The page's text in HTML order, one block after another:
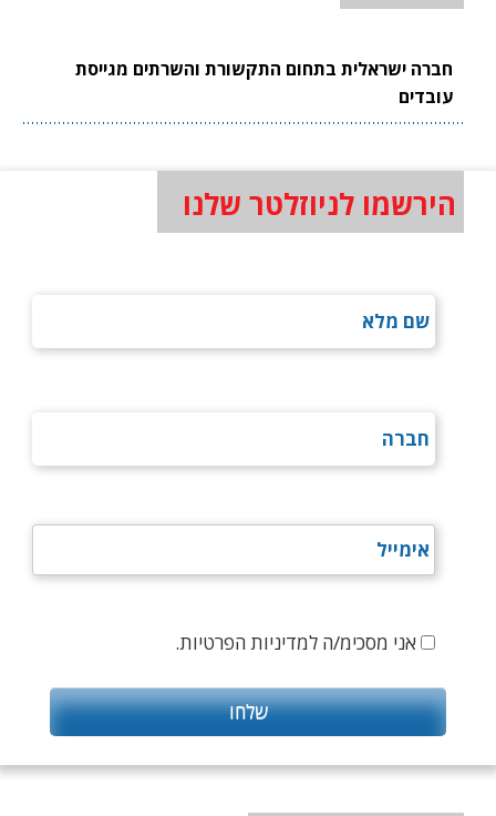
חברה ישראלית בתחום התקשורת והשרתים מגייסת
עובדים
הירשמו לניוזלטר שלנו
אני מסכימ/ה למדיניות הפרטיות.